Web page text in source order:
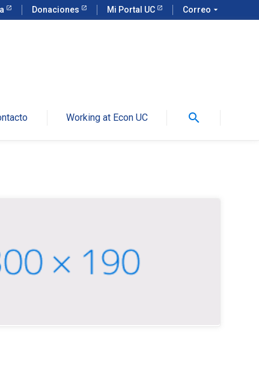
Donaciones Mi Portal UC Correo arrow_drop_down
Working at Econ UC search